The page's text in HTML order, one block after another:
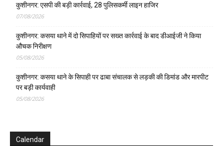
कुशीनगर: एसपी की बड़ी कार्रवाई, 28 पुलिसकर्मी लाइन हाजिर
07/08/2026
कुशीनगर: कसया थाने में दो सिपाहियों पर सख्त कार्रवाई के बाद डीआईजी ने किया
औचक निरीक्षण
05/08/2026
कुशीनगर: कसया थाने के सिपाही पर ढाबा संचालक से लड़की की डिमांड और मारपीट
पर बड़ी कार्यवाही
05/08/2026
Calendar